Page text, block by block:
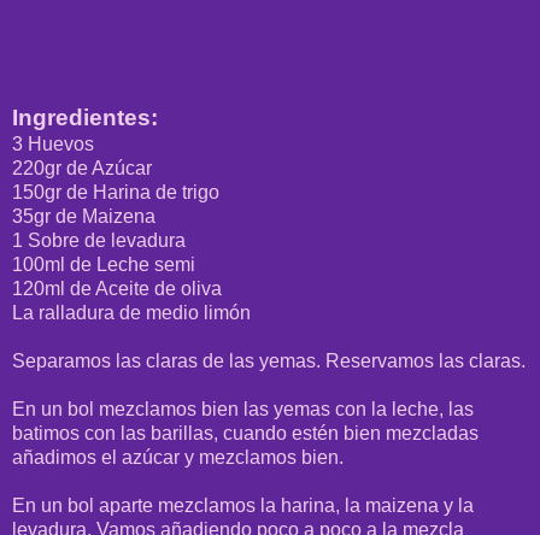
Ingredientes:
3 Huevos
220gr de Azúcar
150gr de Harina de trigo
35gr de Maizena
1 Sobre de levadura
100ml de Leche semi
120ml de Aceite de oliva
La ralladura de medio limón
Separamos las claras de las yemas. Reservamos las claras.
En un bol mezclamos bien las yemas con la leche, las
batimos con las barillas, cuando estén bien mezcladas
añadimos el azúcar y mezclamos bien.
En un bol aparte mezclamos la harina, la maizena y la
levadura. Vamos añadiendo poco a poco a la mezcla